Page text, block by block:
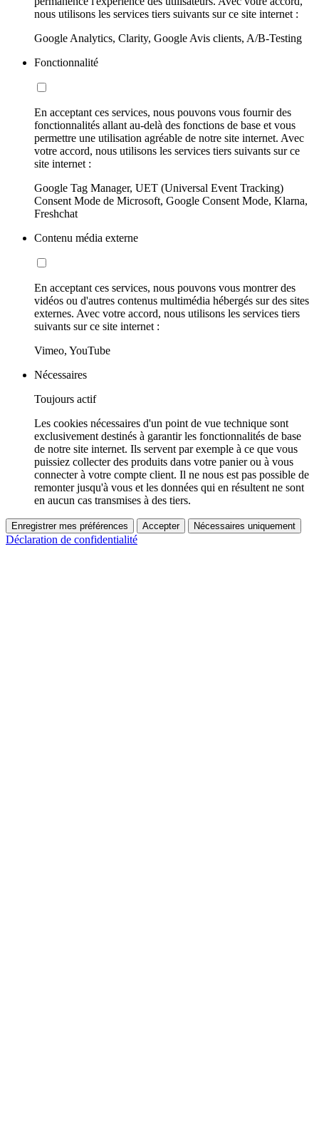
nous utilisons les services tiers suivants sur ce site internet :
Google Analytics, Clarity, Google Avis clients, A/B-Testing
Fonctionnalité
En acceptant ces services, nous pouvons vous fournir des
fonctionnalités allant au-delà des fonctions de base et vous
permettre une utilisation agréable de notre site internet. Avec
votre accord, nous utilisons les services tiers suivants sur ce
site internet :
Google Tag Manager, UET (Universal Event Tracking)
Consent Mode de Microsoft, Google Consent Mode, Klarna,
Freshchat
Contenu média externe
En acceptant ces services, nous pouvons vous montrer des
vidéos ou d'autres contenus multimédia hébergés sur des sites
externes. Avec votre accord, nous utilisons les services tiers
suivants sur ce site internet :
Vimeo, YouTube
Nécessaires
Toujours actif
Les cookies nécessaires d'un point de vue technique sont
exclusivement destinés à garantir les fonctionnalités de base
de notre site internet. Ils servent par exemple à ce que vous
puissiez collecter des produits dans votre panier ou à vous
connecter à votre compte client. Il ne nous est pas possible de
remonter jusqu'à vous et les données qui en résultent ne sont
en aucun cas transmises à des tiers.
Enregistrer mes préférences Accepter Nécessaires uniquement
Déclaration de confidentialité